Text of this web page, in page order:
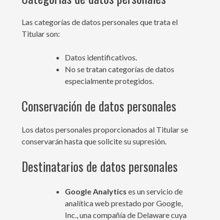
Las categorías de datos personales que trata el
Titular son:
Datos identificativos.
No se tratan categorías de datos
especialmente protegidos.
Conservación de datos personales
Los datos personales proporcionados al Titular se
conservarán hasta que solicite su supresión.
Destinatarios de datos personales
Google Analytics es un servicio de
analítica web prestado por Google,
Inc., una compañía de Delaware cuya